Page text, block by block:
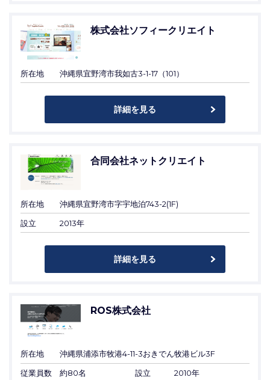
株式会社ソフィークリエイト
所在地 沖縄県宜野湾市我如古3-1-17（101）
詳細を見る
合同会社ネットクリエイト
所在地
沖縄県宜野湾市字宇地泊743-2(1F)
設立
2013年
詳細を見る
ROS株式会社
所在地
沖縄県浦添市牧港4-11-3おきでん牧港ビル3F
従業員数
約80名 設立 2010年